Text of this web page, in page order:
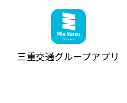
三重交通グループアプリ